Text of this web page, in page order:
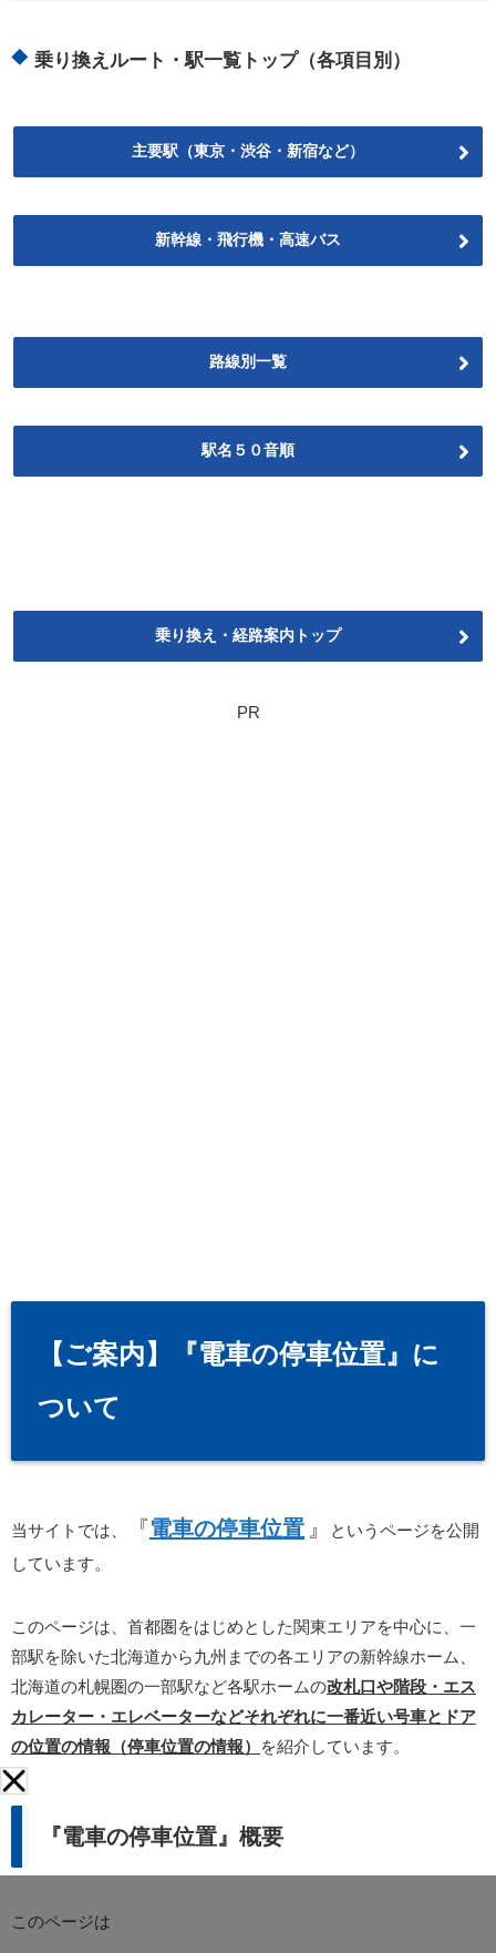
乗り換えルート・駅一覧トップ（各項目別）
主要駅（東京・渋谷・新宿など）
新幹線・飛行機・高速バス
路線別一覧
駅名５０音順
乗り換え・経路案内トップ
PR
【ご案内】『電車の停車位置』に
ついて
当サイトでは、 『電車の停車位置 』
というページを公開
しています。
このページは、首都圏をはじめとした関東エリアを中心に、一
部駅を除いた北海道から九州までの各エリアの新幹線ホーム、
北海道の札幌圏の一部駅など各駅ホームの改札口や階段・エス
カレーター・エレベーターなどそれぞれに一番近い号車とドア
の位置の情報（停車位置の情報）
を紹介しています。
『電車の停車位置』概要
このページは